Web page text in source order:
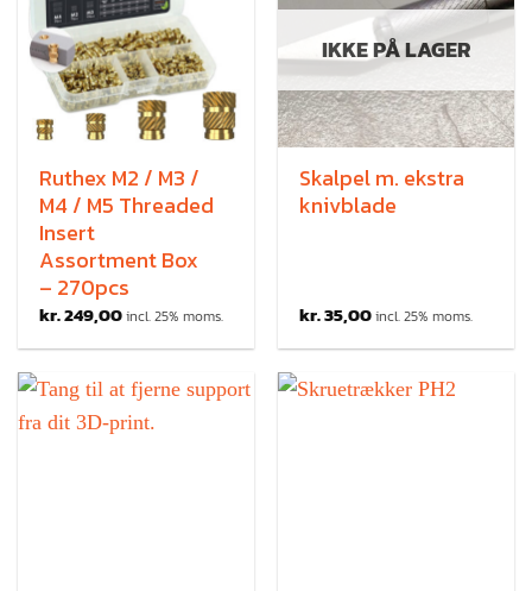
Ruthex M2 / M3 /
M4 / M5 Threaded
Insert
Assortment Box
– 270pcs
kr.249,00incl. 25% moms.
IKKE PÅ LAGER
Skalpel m. ekstra
knivblade
kr.35,00incl. 25% moms.